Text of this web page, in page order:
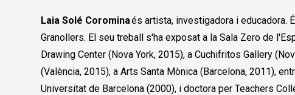
Laia Solé Corominaés artista, investigadora i educadora.
Granollers. El seu treball s'ha exposat a la Sala Zero de
Drawing Center (Nova York, 2015), a Cuchifritos Gallery
(València, 2015), a Arts Santa Mònica (Barcelona, 2011),
Universitat de Barcelona (2000), i doctora per Teachers